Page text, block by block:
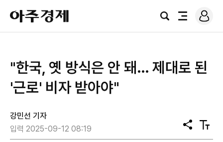
아
주
경
검
전
로
그
"한국, 옛 방식은 안 돼… 제대로 된
'근로' 비자 받아야"
강민선 기자
입력 2025-09-12 08:19
공
유
텍
스